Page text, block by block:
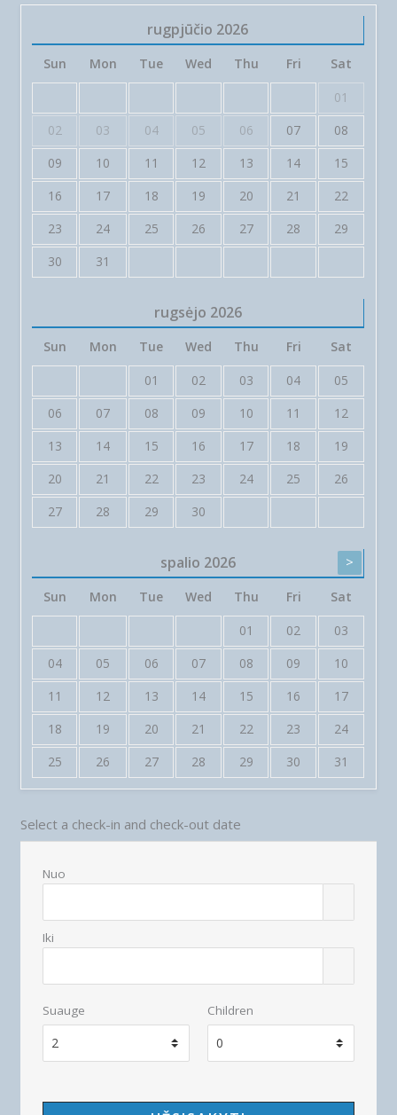
rugpjūčio 2026
Sun Mon Tue Wed Thu Fri
Sat
01
02
03 04 05 06 07
08
09
10 11 12 13 14
15
16
17 18 19 20 21
22
23
24 25 26 27 28
29
30
31
rugsėjo 2026
Sun Mon Tue Wed Thu Fri
Sat
01
02 03 04
05
06
07 08 09 10 11
12
13
14 15 16 17 18
19
20
21 22 23 24 25
26
27
28 29 30
spalio 2026 >
Sun Mon Tue Wed Thu Fri
Sat
01
02
03
04
05 06 07 08 09
10
11
12 13 14 15 16
17
18
19 20 21 22 23
24
25
26 27 28 29 30 31
Select a check-in and check-out date
Nuo
Iki
Suauge Children